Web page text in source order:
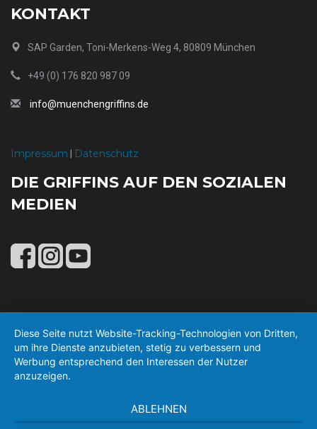
KONTAKT
SAP Garden, Toni-Merkens-Weg 4, 80809 München
+49 (0) 176 820 987 09
info@muenchengriffins.de
Impressum Datenschutz
DIE GRIFFINS AUF DEN SOZIALEN
MEDIEN
Diese Seite nutzt Website-Tracking-Technologien von Dritten,
um ihre Dienste anzubieten, stetig zu verbessern und
Werbung entsprechend den Interessen der Nutzer
anzuzeigen.
ABLEHNEN